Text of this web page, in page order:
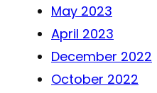
May 2023
April 2023
December 2022
October 2022